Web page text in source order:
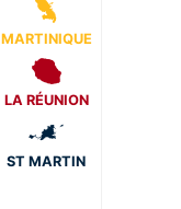
MARTINIQUE
LA RÉUNION
ST MARTIN